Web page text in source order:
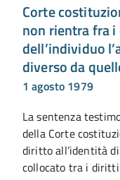
Corte
non rientra fra
dell’individuo
diverso da
1 agosto 1979
La sentenza
della Corte
diritto all’identità
collocato tra i diritti